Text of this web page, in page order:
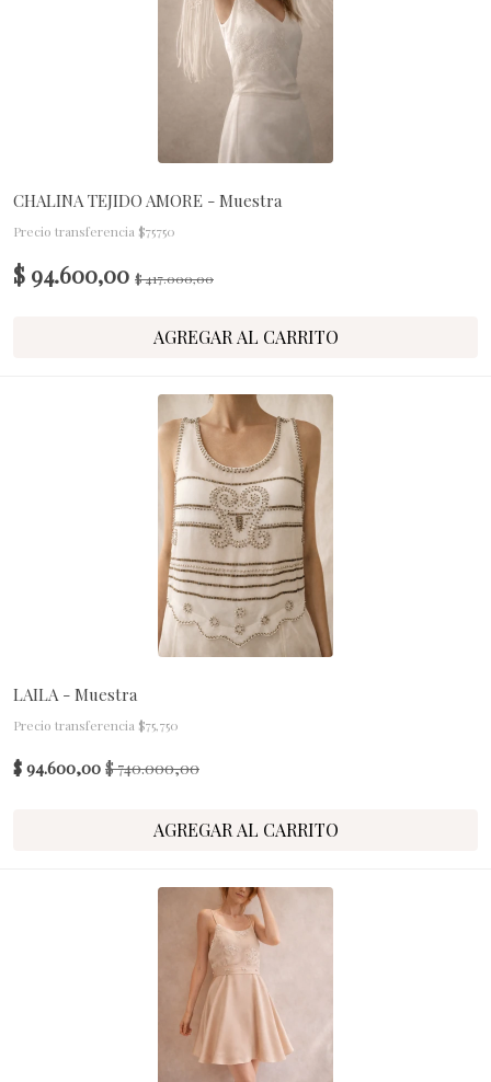
CHALINA TEJIDO AMORE - Muestra
Precio transferencia $75750
$ 94.600,00 $ 417.000,00
AGREGAR AL CARRITO
LAILA - Muestra
Precio transferencia $75,750
$ 94.600,00 $ 740.000,00
AGREGAR AL CARRITO